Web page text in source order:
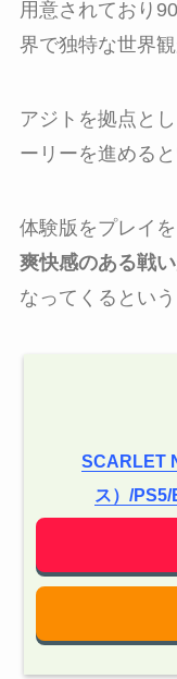
用意されており
界で独特な世界観
アジトを拠点と
ーリーを進める
体験版をプレイ
爽快感のある戦い
なってくるという
SCARLET
ス）/